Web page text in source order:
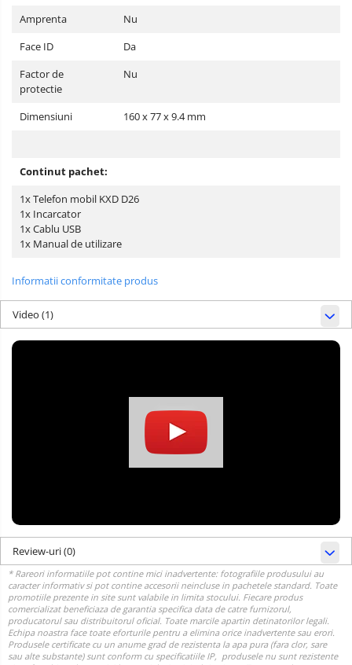
Amprenta
Nu
Face ID
Da
Factor de
protectie
Nu
Dimensiuni 160 x 77 x 9.4 mm
Continut pachet:
1x Telefon mobil KXD D26
1x Incarcator
1x Cablu USB
1x Manual de utilizare
Informatii conformitate produs
Video (1)
Review-uri(0)